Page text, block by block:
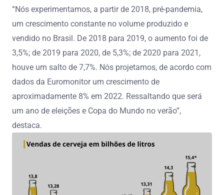
“Nós experimentamos, a partir de 2018, pré-pandemia,
um crescimento constante no volume produzido e
vendido no Brasil. De 2018 para 2019, o aumento foi de
3,5%; de 2019 para 2020, de 5,3%; de 2020 para 2021,
houve um salto de 7,7%. Nós projetamos, de acordo com
dados da Euromonitor um crescimento de
aproximadamente 8% em 2022. Ressaltando que será
um ano de eleições e Copa do Mundo no verão”,
destaca.